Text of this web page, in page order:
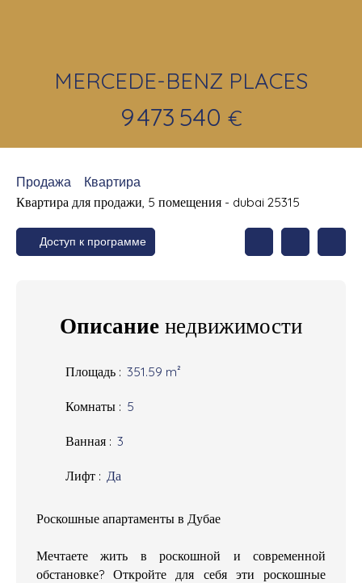
MERCEDE-BENZ PLACES
9 473 540 €
Продажа
Квартира
Квартира для продажи, 5 помещения - dubai 25315
Доступ к программе
Описание недвижимости
Площадь : 351.59 m²
Комнаты : 5
Ванная : 3
Лифт : Да
Роскошные апартаменты в Дубае
Мечтаете жить в роскошной и современной
обстановке? Откройте для себя эти роскошные